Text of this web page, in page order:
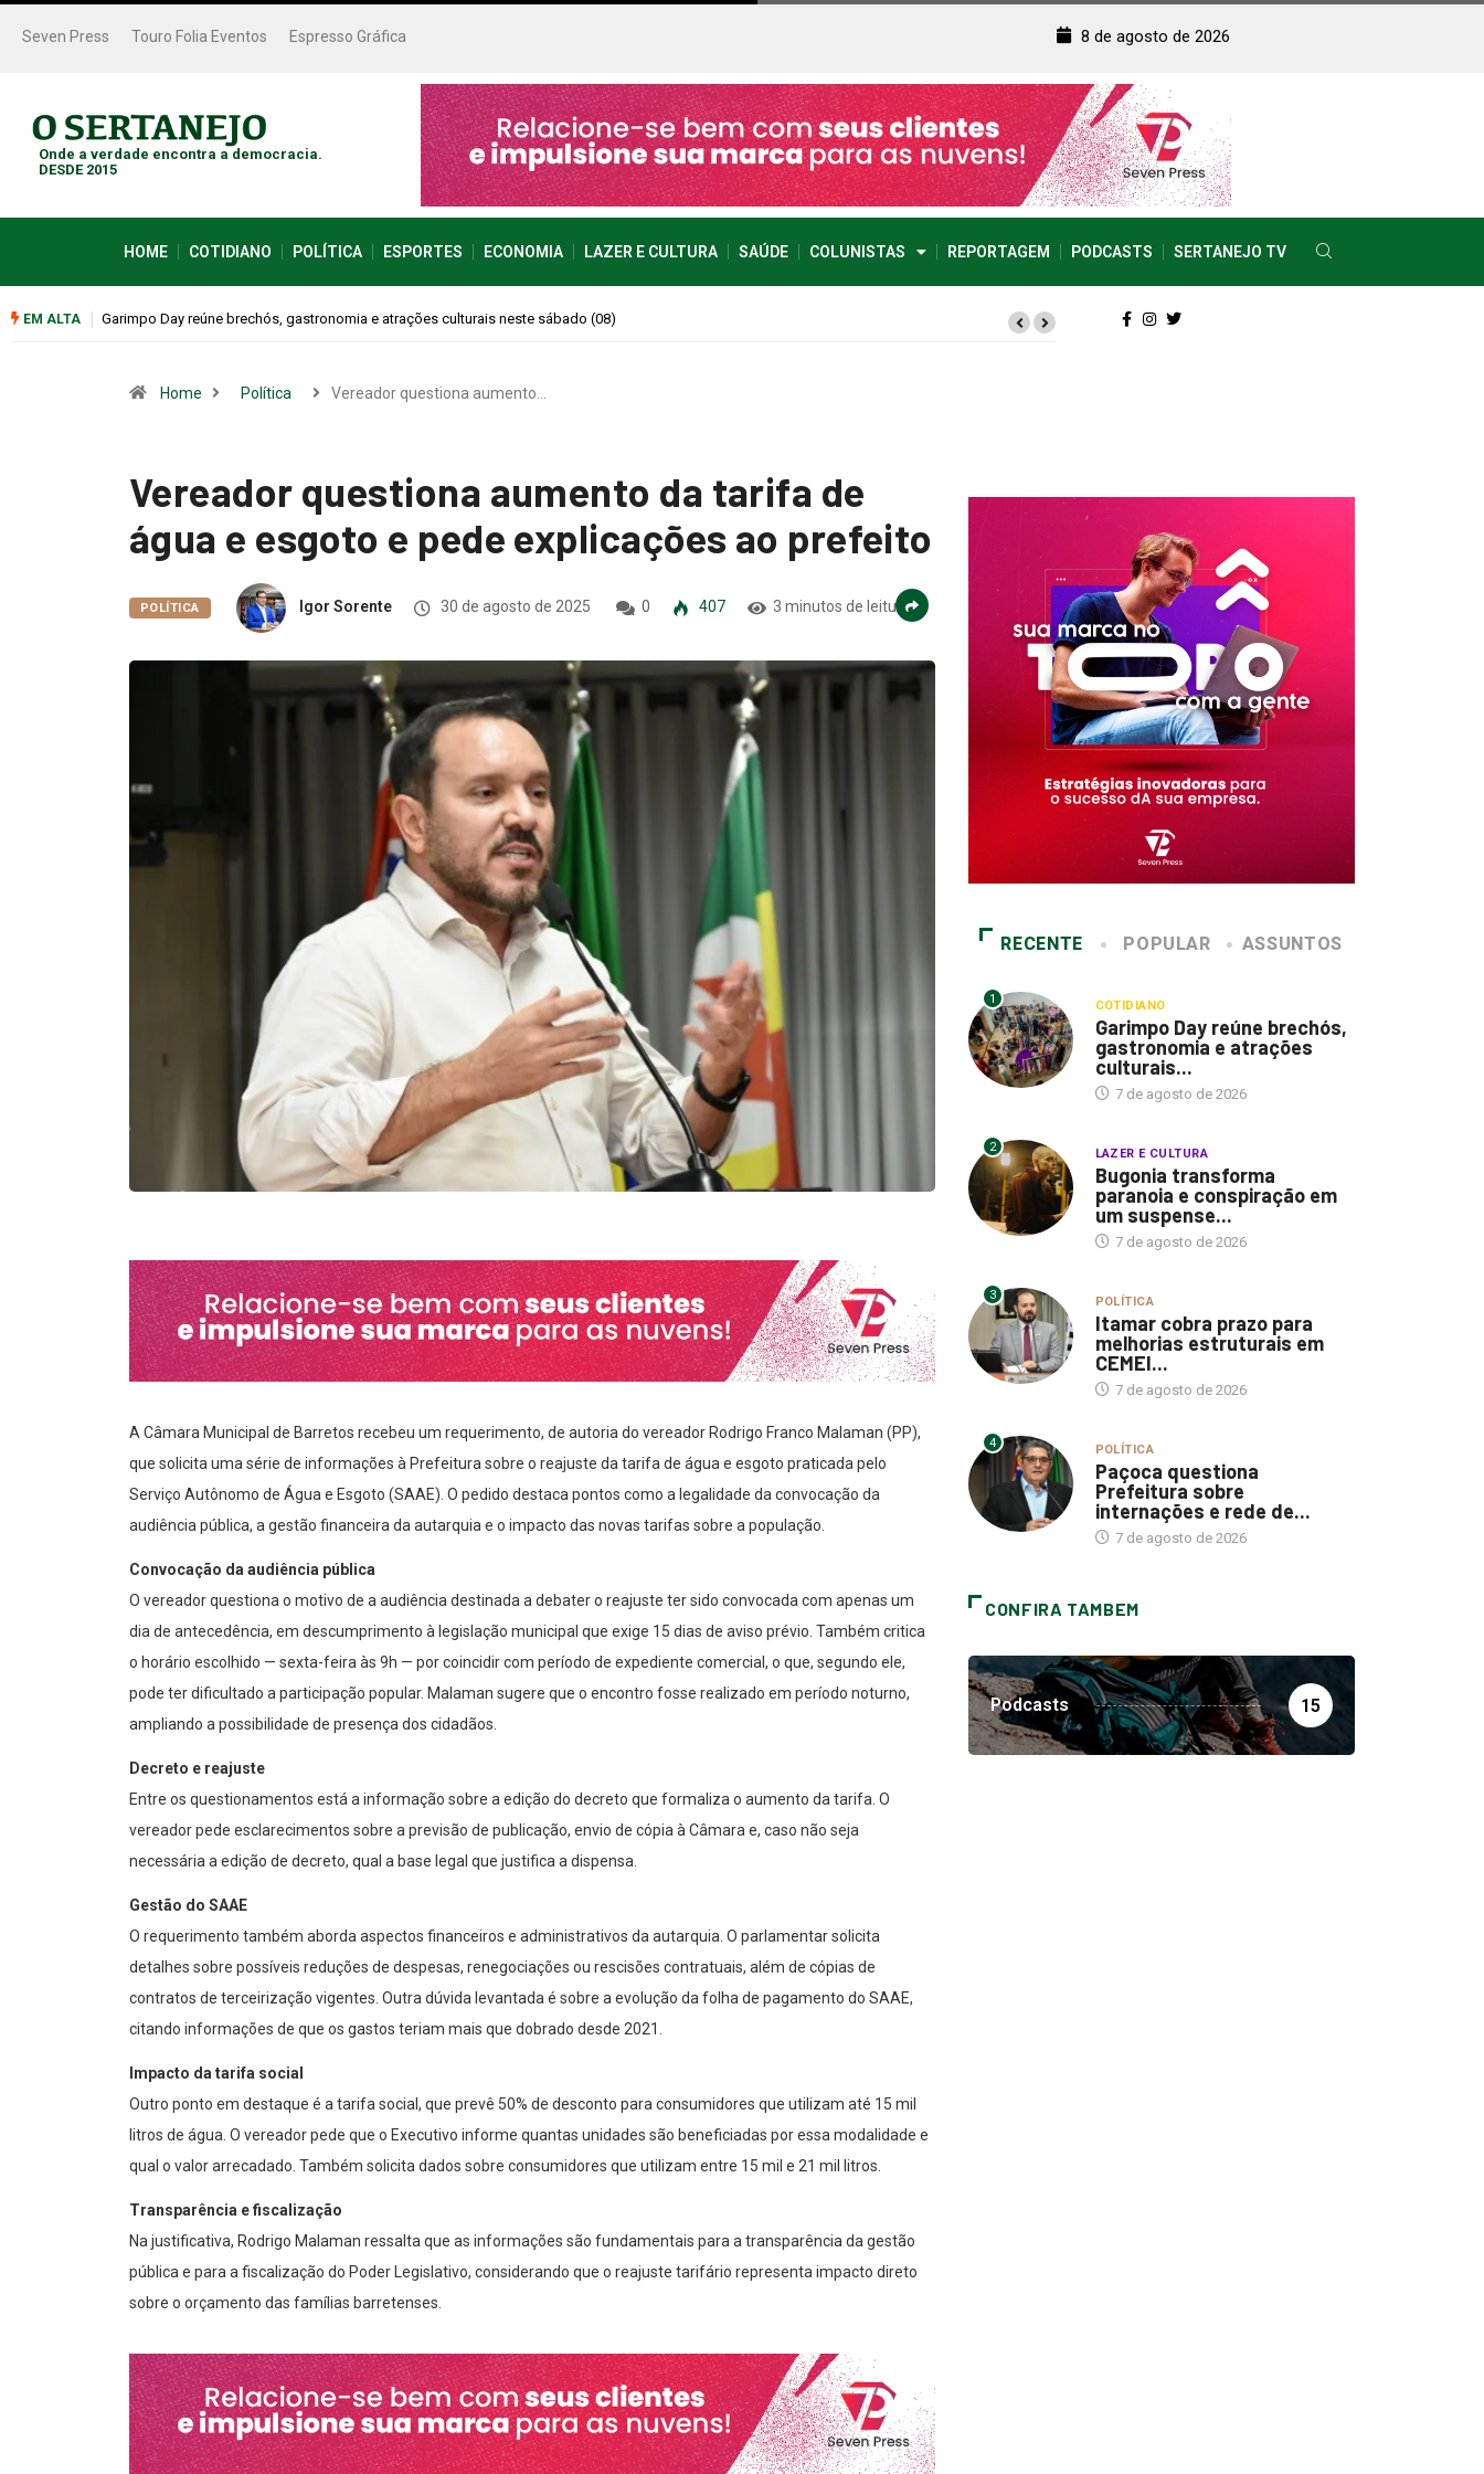
Seven Press Touro Folia Eventos Espresso Gráfica 8 de agosto de 2026
Onde a verdade encontra a democracia.
DESDE 2015
HOME COTIDIANO POLÍTICA ESPORTES ECONOMIA LAZER E CULTURA SAÚDE COLUNISTAS REPORTAGEM PODCASTS SERTANEJO TV
EM ALTA Bugonia transforma paranoia e conspiração em um suspense imprevisível
Home Política Vereador questiona aumento…
Vereador questiona aumento da tarifa de
água e esgoto e pede explicações ao prefeito
POLÍTICA Igor Sorente 30 de agosto de 2025 0 407 3 minutos de leitura
A Câmara Municipal de Barretos recebeu um requerimento, de autoria do vereador Rodrigo Franco Malaman (PP),
que solicita uma série de informações à Prefeitura sobre o reajuste da tarifa de água e esgoto praticada pelo
Serviço Autônomo de Água e Esgoto (SAAE). O pedido destaca pontos como a legalidade da convocação da
audiência pública, a gestão financeira da autarquia e o impacto das novas tarifas sobre a população.
Convocação da audiência pública
O vereador questiona o motivo de a audiência destinada a debater o reajuste ter sido convocada com apenas um
dia de antecedência, em descumprimento à legislação municipal que exige 15 dias de aviso prévio. Também critica
o horário escolhido — sexta-feira às 9h — por coincidir com período de expediente comercial, o que, segundo ele,
pode ter dificultado a participação popular. Malaman sugere que o encontro fosse realizado em período noturno,
ampliando a possibilidade de presença dos cidadãos.
Decreto e reajuste
Entre os questionamentos está a informação sobre a edição do decreto que formaliza o aumento da tarifa. O
vereador pede esclarecimentos sobre a previsão de publicação, envio de cópia à Câmara e, caso não seja
necessária a edição de decreto, qual a base legal que justifica a dispensa.
Gestão do SAAE
O requerimento também aborda aspectos financeiros e administrativos da autarquia. O parlamentar solicita
detalhes sobre possíveis reduções de despesas, renegociações ou rescisões contratuais, além de cópias de
contratos de terceirização vigentes. Outra dúvida levantada é sobre a evolução da folha de pagamento do SAAE,
citando informações de que os gastos teriam mais que dobrado desde 2021.
Impacto da tarifa social
Outro ponto em destaque é a tarifa social, que prevê 50% de desconto para consumidores que utilizam até 15 mil
litros de água. O vereador pede que o Executivo informe quantas unidades são beneficiadas por essa modalidade e
qual o valor arrecadado. Também solicita dados sobre consumidores que utilizam entre 15 mil e 21 mil litros.
Transparência e fiscalização
Na justificativa, Rodrigo Malaman ressalta que as informações são fundamentais para a transparência da gestão
pública e para a fiscalização do Poder Legislativo, considerando que o reajuste tarifário representa impacto direto
sobre o orçamento das famílias barretenses.
RECENTE POPULAR ASSUNTOS
1 COTIDIANO
Garimpo Day reúne brechós,
gastronomia e atrações
culturais...
7 de agosto de 2026
2 LAZER E CULTURA
Bugonia transforma
paranoia e conspiração em
um suspense...
7 de agosto de 2026
3 POLÍTICA
Itamar cobra prazo para
melhorias estruturais em
CEMEI...
7 de agosto de 2026
4 POLÍTICA
Paçoca questiona
Prefeitura sobre
internações e rede de...
7 de agosto de 2026
CONFIRA TAMBEM
Podcasts 15